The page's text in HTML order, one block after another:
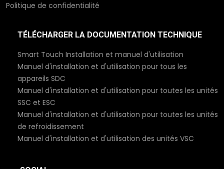
Politique de confidentialité
TÉLÉCHARGER LA DOCUMENTATION TECHNIQUE
Smart Touch Installation et manuel d'utilisation
Manuel d'installation et d'utilisation pour tous les
appareils SDC
Manuel d'installation et d'utilisation pour toutes les unités
SSC et ESC
Manuel d'installation et d'utilisation pour toutes les unités
de refroidissement
Manuel d'installation et d'utilisation des unités VSC